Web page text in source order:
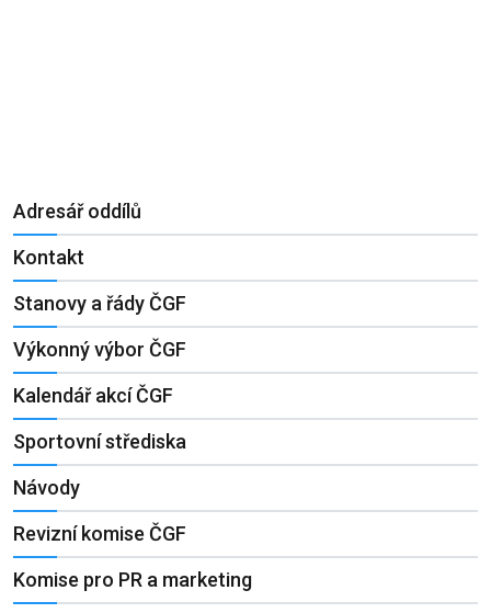
Adresář oddílů
Kontakt
Stanovy a řády ČGF
Výkonný výbor ČGF
Kalendář akcí ČGF
Sportovní střediska
Návody
Revizní komise ČGF
Komise pro PR a marketing